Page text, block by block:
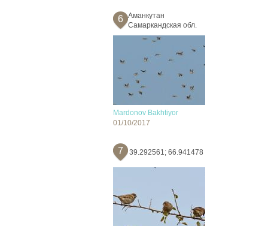
6
Аманкутан
Самаркандская обл.
Mardonov Bakhtiyor
01/10/2017
7 39.292561; 66.941478